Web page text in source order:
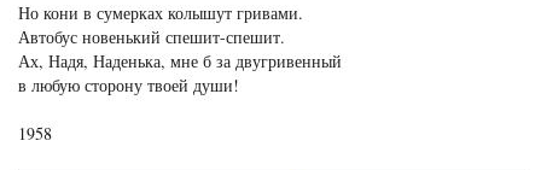
Но кони в сумерках колышут гривами.
Автобус новенький спешит-спешит.
Ах, Надя, Наденька, мне б за двугривенный
в любую сторону твоей души!
1958